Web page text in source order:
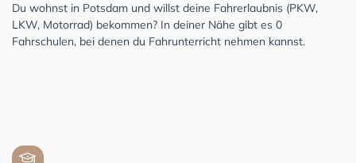
Du wohnst in Potsdam und willst deine Fahrerlaubnis (PKW,
LKW, Motorrad) bekommen? In deiner Nähe gibt es 0
Fahrschulen, bei denen du Fahrunterricht nehmen kannst.